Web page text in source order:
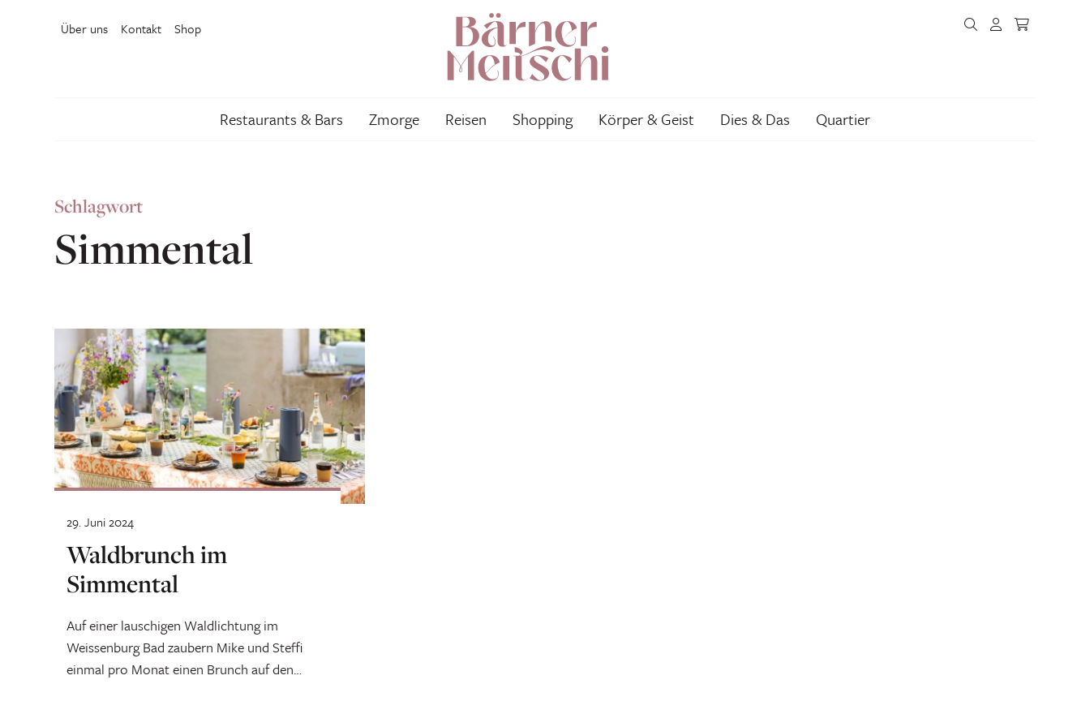
Über uns Kontakt Shop
Restaurants & Bars Zmorge Reisen Shopping Körper & Geist Dies & Das Quartier
Schlagwort
Simmental
Waldbrunch im
Simmental
Auf einer lauschigen Waldlichtung im
Weissenburg Bad zaubern Mike und Steffi
einmal pro Monat einen Brunch auf den
29. Juni 2024